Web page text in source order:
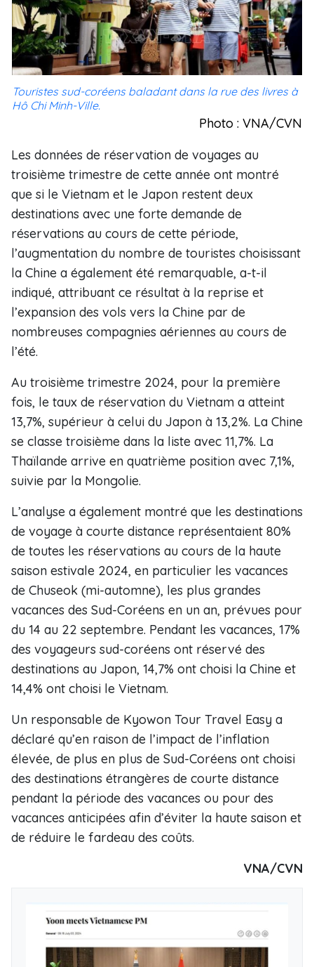
Touristes sud-coréens baladant dans la rue des livres à
Hô Chi Minh-Ville.
Photo : VNA/CVN
Les données de réservation de voyages au
troisième trimestre de cette année ont montré
que si le Vietnam et le Japon restent deux
destinations avec une forte demande de
réservations au cours de cette période,
l’augmentation du nombre de touristes choisissant
la Chine a également été remarquable, a-t-il
indiqué, attribuant ce résultat à la reprise et
l’expansion des vols vers la Chine par de
nombreuses compagnies aériennes au cours de
l’été.
Au troisième trimestre 2024, pour la première
fois, le taux de réservation du Vietnam a atteint
13,7%, supérieur à celui du Japon à 13,2%. La Chine
se classe troisième dans la liste avec 11,7%. La
Thaïlande arrive en quatrième position avec 7,1%,
suivie par la Mongolie.
L’analyse a également montré que les destinations
de voyage à courte distance représentaient 80%
de toutes les réservations au cours de la haute
saison estivale 2024, en particulier les vacances
de Chuseok (mi-automne), les plus grandes
vacances des Sud-Coréens en un an, prévues pour
du 14 au 22 septembre. Pendant les vacances, 17%
des voyageurs sud-coréens ont réservé des
destinations au Japon, 14,7% ont choisi la Chine et
14,4% ont choisi le Vietnam.
Un responsable de Kyowon Tour Travel Easy a
déclaré qu’en raison de l’impact de l’inflation
élevée, de plus en plus de Sud-Coréens ont choisi
des destinations étrangères de courte distance
pendant la période des vacances ou pour des
vacances anticipées afin d’éviter la haute saison et
de réduire le fardeau des coûts.
VNA/CVN